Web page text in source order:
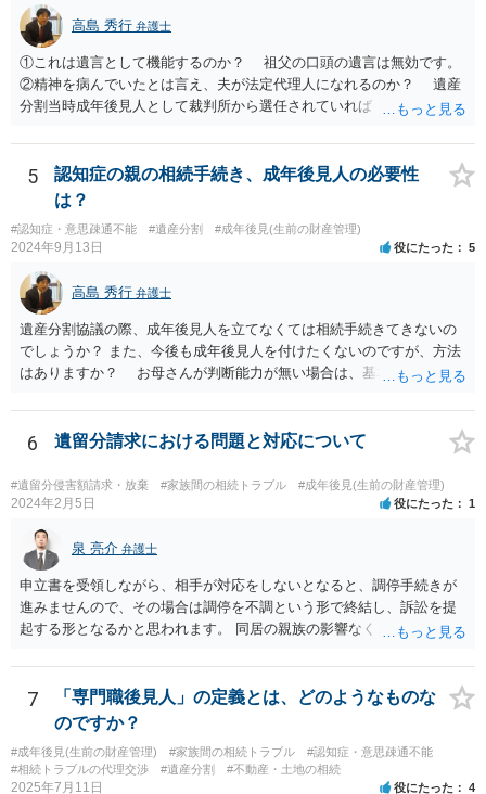
方がよいと思います。
高島 秀行 弁護士
①これは遺言として機能するのか？ 祖父の口頭の遺言は無効です。
②精神を病んでいたとは言え、夫が法定代理人になれるのか？ 遺産
分割当時成年後見人として裁判所から選任されていれば 法定代理人
か？ 返せという主張は、取り消し又は無効を認める主張になるので
そのような主張はこちらからしない方がよいと思います。 ④財産分
与が終わったと認識しているのに今更土地の相続をやり直せるのか？
２０００年４月ということだと１９年前の話です。 その当時、成
年後見人に選任されていたのかわかりませんが 成年後見人が選任さ
れていなければ 遺産分割協議は有効の可能性があります。 無効で
も時効取得あるいは消滅時効にかかっている 可能性があります。
弁護士に詳しい事情を説明して面談で相談した方がよいと思いま
す。
5
認知症の親の相続手続き、成年後見人の必要性
は？
#認知症・意思疎通不能 #遺産分割 #成年後見(生前の財産管理)
2024年9月13日 役にたった 5
高島 秀行 弁護士
遺産分割協議の際、成年後見人を立てなくては相続手続きてきないの
でしょうか？ また、今後も成年後見人を付けたくないのですが、方法
はありますか？ お母さんが判断能力が無い場合は、基本的に成年後
立て、お母さんに特別代理人をつけるという方法も考えられますが、
遺産分割だけでなく、その後の取得した遺産の管理もありますので
遺産分割審判や遺産分割調停を申し立て、お母さんに特別代理人をつ
けるということでは解決できなさそうなので 後見人をつけるよう求め
られると思います。 弁護士に面談で相談された方がよいと思いま
6 遺留分請求における問題と対応について
#遺留分侵害額請求・放棄 #家族間の相続トラブル #成年後見(生前の財産管理)
2024年2月5日 役にたった 1
泉 亮介 弁護士
申立書を受領しながら、相手が対応をしないとなると、調停手続きが
進みませんので、その場合は調停を不調という形で終結し、訴訟を提
起する形となるかと思われます。 同居の親族の影響なく、というのは
め、後からひっくり返すということは難しくなってくるかと思われま
す。 公開相談の場でのご相談については、どうしても限界が出てしま
うため、一度個別にご相談をされることをお勧めいたします。
7
「専門職後見人」の定義とは、どのようなものな
のですか？
#成年後見(生前の財産管理) #家族間の相続トラブル
#認知症・意思疎通不能
#相続トラブルの代理交渉
#遺産分割 #不動産・土地の相続
2025年7月11日 役にたった 4